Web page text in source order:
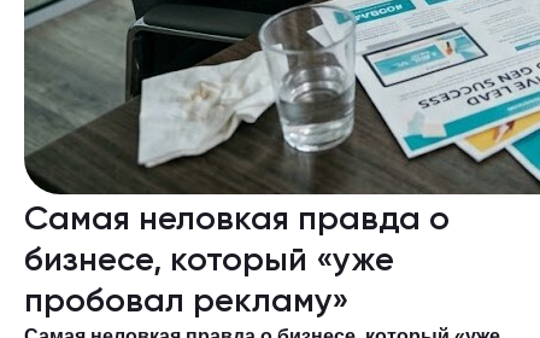
Самая неловкая правда о
бизнесе, который «уже
пробовал рекламу»